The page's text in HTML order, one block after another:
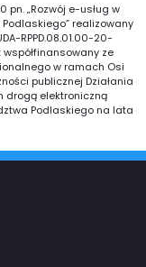
pn. „Rozwój e-usług w
realizowany
RPPD.08.01.00-20-
ze
w ramach Osi
publicznej Działania
drogą elektroniczną
Podlaskiego na lata